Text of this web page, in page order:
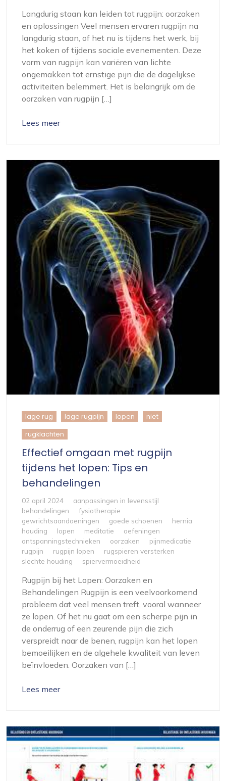
Langdurig staan kan leiden tot rugpijn: oorzaken
en oplossingen Veel mensen ervaren rugpijn na
langdurig staan, of het nu is tijdens het werk, bij
het koken of tijdens sociale evenementen. Deze
vorm van rugpijn kan variëren van lichte
ongemakken tot ernstige pijn die de dagelijkse
activiteiten belemmert. Het is belangrijk om de
oorzaken van rugpijn […]
Lees meer
lage rug lage rugpijn lopen niet
rugklachten
Effectief omgaan met rugpijn
tijdens het lopen: Tips en
behandelingen
02 april 2024
aanpassingen in levensstijl
behandelingen
fysiotherapie
gewrichtsaandoeningen
goede schoenen
hernia
houding
lopen meditatie
oefeningen
ontspanningstechnieken
oorzaken
pijnmedicatie
rugpijn
rugpijn lopen
rugspieren versterken
slechte houding
spiervermoeidheid
Rugpijn bij het Lopen: Oorzaken en
Behandelingen Rugpijn is een veelvoorkomend
probleem dat veel mensen treft, vooral wanneer
ze lopen. Of het nu gaat om een scherpe pijn in
de onderrug of een zeurende pijn die zich
verspreidt naar de benen, rugpijn kan het lopen
bemoeilijken en de algehele kwaliteit van leven
beïnvloeden. Oorzaken van […]
Lees meer